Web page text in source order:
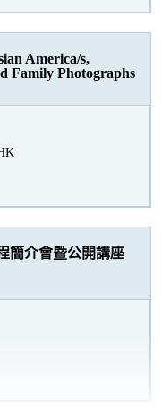
America/s,
Family Photographs
簡介會暨公開講座